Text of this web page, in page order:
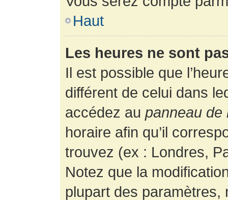
Haut
Les heures ne sont
Il est possible que
différent de celui dans
accédez au panneau de
horaire afin qu’il
trouvez (ex : Londres,
Notez que la
plupart des paramètres,